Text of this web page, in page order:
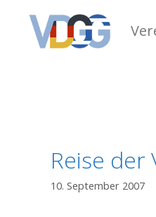
Inhalt
springen
Reise
10. September 2007